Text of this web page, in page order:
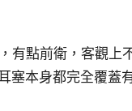
有點前衛，客觀上
塞本身都完全覆蓋